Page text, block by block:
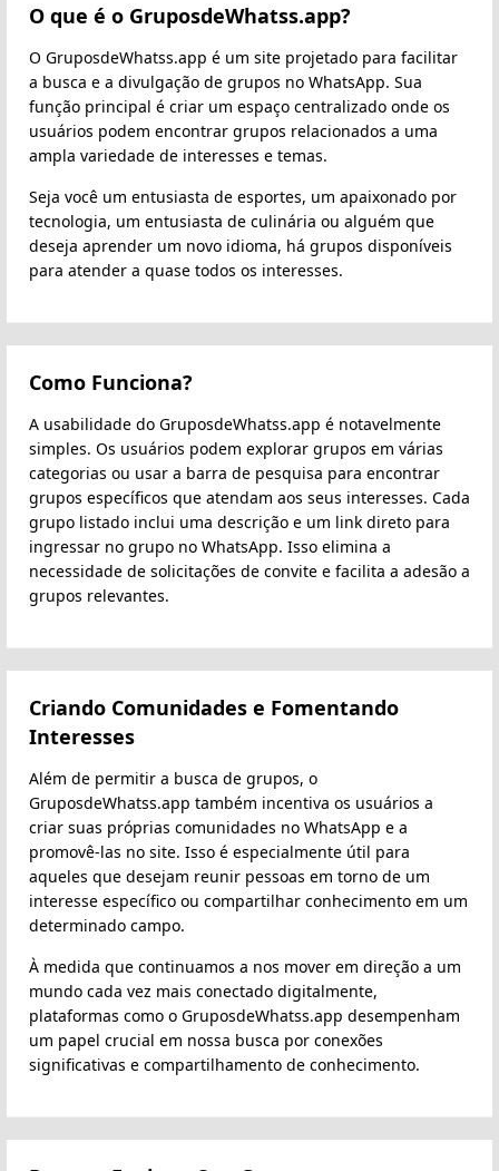
O que é o GruposdeWhatss.app?
O GruposdeWhatss.app é um site projetado para facilitar
a busca e a divulgação de grupos no WhatsApp. Sua
função principal é criar um espaço centralizado onde os
usuários podem encontrar grupos relacionados a uma
ampla variedade de interesses e temas.
Seja você um entusiasta de esportes, um apaixonado por
tecnologia, um entusiasta de culinária ou alguém que
deseja aprender um novo idioma, há grupos disponíveis
para atender a quase todos os interesses.
Como Funciona?
A usabilidade do GruposdeWhatss.app é notavelmente
simples. Os usuários podem explorar grupos em várias
categorias ou usar a barra de pesquisa para encontrar
grupos específicos que atendam aos seus interesses. Cada
grupo listado inclui uma descrição e um link direto para
ingressar no grupo no WhatsApp. Isso elimina a
necessidade de solicitações de convite e facilita a adesão a
grupos relevantes.
Criando Comunidades e Fomentando
Interesses
Além de permitir a busca de grupos, o
GruposdeWhatss.app também incentiva os usuários a
criar suas próprias comunidades no WhatsApp e a
promovê-las no site. Isso é especialmente útil para
aqueles que desejam reunir pessoas em torno de um
interesse específico ou compartilhar conhecimento em um
determinado campo.
À medida que continuamos a nos mover em direção a um
mundo cada vez mais conectado digitalmente,
plataformas como o GruposdeWhatss.app desempenham
um papel crucial em nossa busca por conexões
significativas e compartilhamento de conhecimento.